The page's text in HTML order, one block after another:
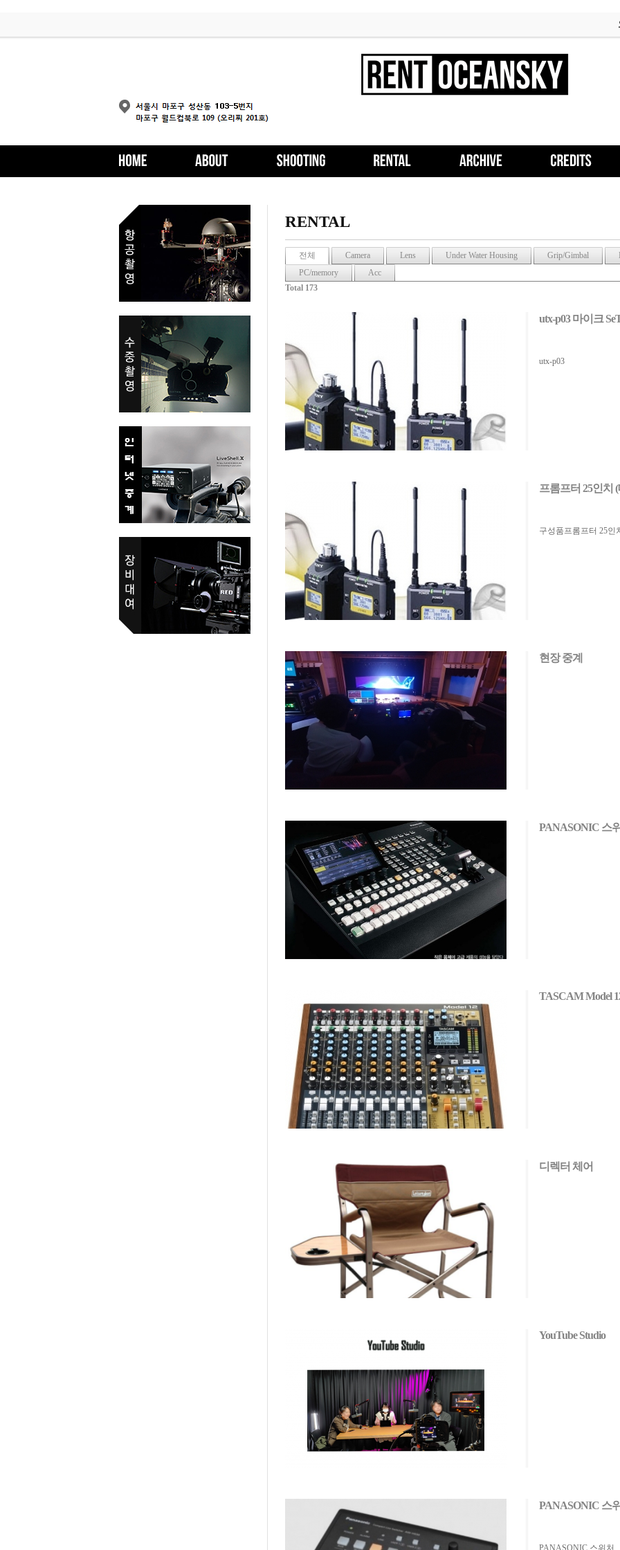
RENTAL
전체 Camera Lens Under Water Housing Grip/Gimbal
PC/memory
Acc
Total 173
utx-p03 마이크
utx-p03
프롬프터 25인치
구성품프롬프터 25
현장 중계
PANASONIC 스
TASCAM Model
디렉터 체어
YouTube Studio
PANASONIC 스
PANASONIC 스위처